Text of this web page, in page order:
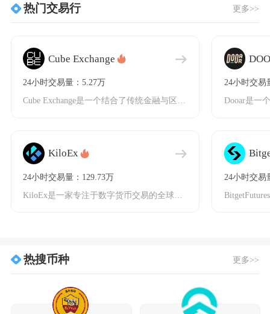
热门交易行 更多>>
Cube Exchange
24小时交易量：5.27万
KiloEx
24小时交易量：129.73万
24小时交易
24小时交易
热搜币种 更多>>